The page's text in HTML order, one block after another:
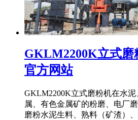
GKLM2200K立式磨
官方网站
GKLM2200K立式磨粉机在水
属、有色金属矿的粉磨、电厂
磨粉水泥生料、熟料（矿渣）